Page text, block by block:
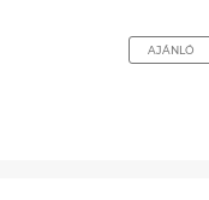
AJÁNLÓ